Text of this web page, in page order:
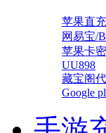
苹果直充
网易宝/
苹果卡密
UU898
藏宝阁
Google